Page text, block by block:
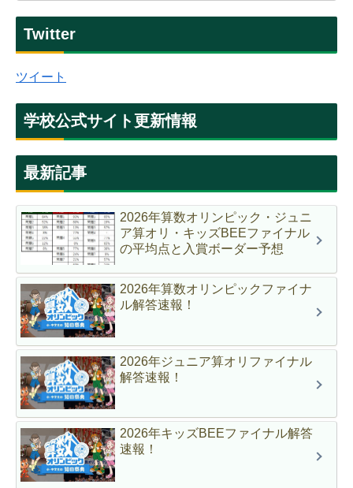
Twitter
ツイート
学校公式サイト更新情報
最新記事
2026年算数オリンピック・ジュニ
ア算オリ・キッズBEEファイナル
の平均点と入賞ボーダー予想
2026年算数オリンピックファイナ
ル解答速報！
2026年ジュニア算オリファイナル
解答速報！
2026年キッズBEEファイナル解答
速報！